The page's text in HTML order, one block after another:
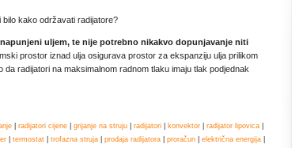
bilo kako održavati radijatore?
uljem, te nije potrebno nikakvo dopunjavanje niti
prostor iznad ulja osigurava prostor za ekspanziju ulja prilikom
da radijatori na maksimalnom radnom tlaku imaju tlak podjednak
radijatori cijene grijanje na struju radijatori konvektor radijator lipovica
termostat trofazna struja prodaja radijatora proračun električna energija